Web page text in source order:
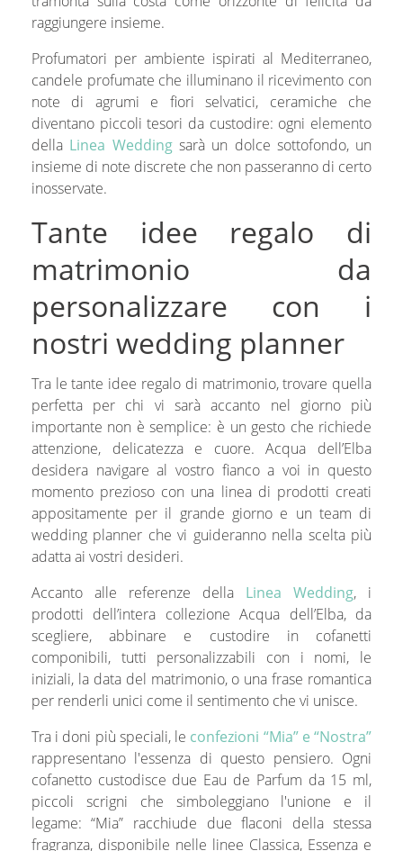
raggiungere insieme.
Profumatori per ambiente ispirati al Mediterraneo,
candele profumate che illuminano il ricevimento con
note di agrumi e fiori selvatici, ceramiche che
diventano piccoli tesori da custodire: ogni elemento
della Linea Weddingsarà un dolce sottofondo, un
insieme di note discrete che non passeranno di certo
inosservate.
Tante idee regalo di
matrimonio da
personalizzare con i
nostri wedding planner
Tra le tante idee regalo di matrimonio, trovare quella
perfetta per chi vi sarà accanto nel giorno più
importante non è semplice: è un gesto che richiede
attenzione, delicatezza e cuore. Acqua dell’Elba
desidera navigare al vostro fianco a voi in questo
momento prezioso con una linea di prodotti creati
appositamente per il grande giorno e un team di
wedding planner che vi guideranno nella scelta più
adatta ai vostri desideri.
Accanto alle referenze della Linea Wedding, i
prodotti dell’intera collezione Acqua dell’Elba, da
scegliere, abbinare e custodire in cofanetti
componibili, tutti personalizzabili con i nomi, le
iniziali, la data del matrimonio, o una frase romantica
per renderli unici come il sentimento che vi unisce.
Tra i doni più speciali, le confezioni “Mia” e “Nostra”
rappresentano l'essenza di questo pensiero. Ogni
cofanetto custodisce due Eau de Parfum da 15 ml,
piccoli scrigni che simboleggiano l'unione e il
legame: “Mia” racchiude due flaconi della stessa
fragranza, disponibile nelle linee Classica, Essenza e